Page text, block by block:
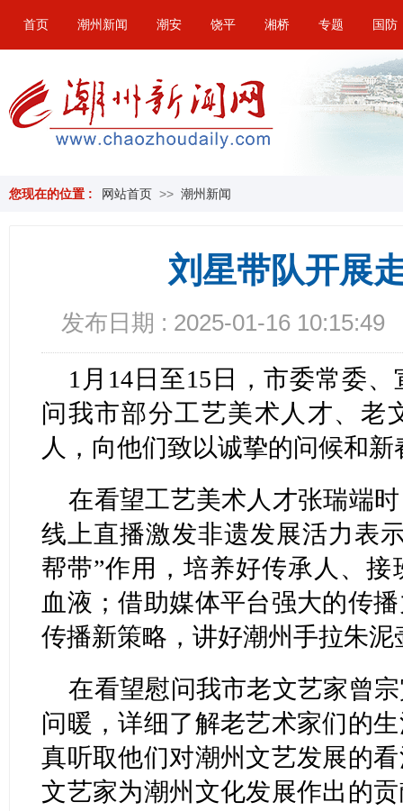
首页 潮州新闻 潮安 饶平 湘桥 专题 国防
您现在的位置 : 网站首页 >> 潮州新闻
刘星带队开展
发布日期 : 2025-01-16 10:15:49
1月14日至15日，市委常委
问我市部分工艺美术人才、老
人，向他们致以诚挚的问候和
在看望工艺美术人才张瑞端
线上直播激发非遗发展活力表
帮带”作用，培养好传承人、
血液；借助媒体平台强大的传
传播新策略，讲好潮州手拉朱泥
在看望慰问我市老文艺家曾
问暖，详细了解老艺术家们的
真听取他们对潮州文艺发展的
文艺家为潮州文化发展作出的